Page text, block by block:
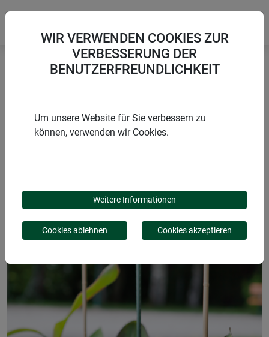
STAHL-PFLANZSTAB
WIR VERWENDEN COOKIES ZUR
VERBESSERUNG DER
BENUTZERFREUNDLICHKEIT
Um unsere Website für Sie verbessern zu
können, verwenden wir Cookies.
Weitere Informationen
Cookies ablehnen Cookies akzeptieren